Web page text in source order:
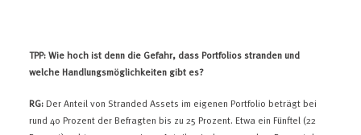
TPP: Wie hoch ist denn die Gefahr, dass Portfolios stranden und
welche Handlungsmöglichkeiten gibt es?
RG: Der Anteil von Stranded Assets im eigenen Portfolio beträgt bei
rund 40 Prozent der Befragten bis zu 25 Prozent. Etwa ein Fünftel (22